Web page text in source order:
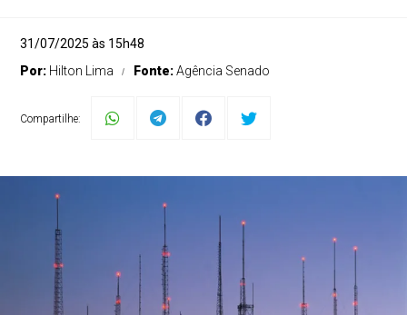
31/07/2025 às 15h48
Por: Hilton Lima Fonte:Agência Senado
Compartilhe: